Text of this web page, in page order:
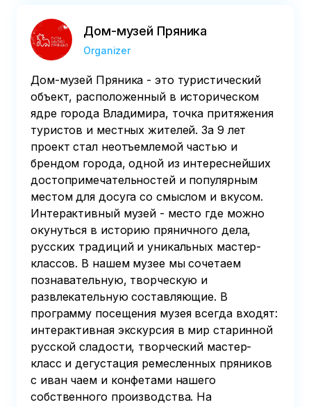
Дом-музей Пряника
Organizer
Дом-музей Пряника - это туристический
объект, расположенный в историческом
ядре города Владимира, точка притяжения
туристов и местных жителей. За 9 лет
проект стал неотъемлемой частью и
брендом города, одной из интереснейших
достопримечательностей и популярным
местом для досуга со смыслом и вкусом.
Интерактивный музей - место где можно
окунуться в историю пряничного дела,
русских традиций и уникальных мастер-
классов. В нашем музее мы сочетаем
познавательную, творческую и
развлекательную составляющие. В
программу посещения музея всегда входят:
интерактивная экскурсия в мир старинной
русской сладости, творческий мастер-
класс и дегустация ремесленных пряников
с иван чаем и конфетами нашего
собственного производства. На